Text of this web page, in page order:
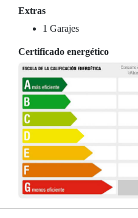
Extras
1 Garajes
Certificado energético